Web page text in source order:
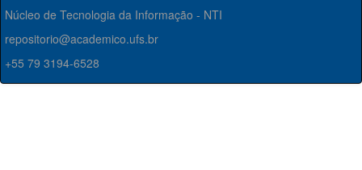
Núcleo de Tecnologia da Informação - NTI
repositorio@academico.ufs.br
+55 79 3194-6528